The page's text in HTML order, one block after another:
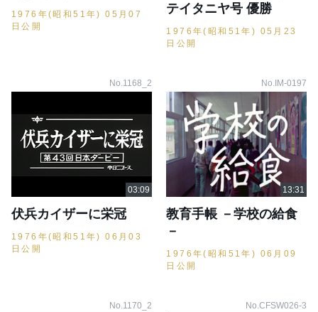
1976年(昭和51年) 05月07
日公開
テイタニヤ号 優勝
1976年(昭和51年) 05月23
日公開
No.1168_2
伏兵カイザーに栄冠
1976年(昭和51年) 06月03
日公開
No.IM-0197
教育手帳 －学校の給食
－
1976年(昭和51年) 06月09
日公開
No.1170_2 No.CFSW026-3